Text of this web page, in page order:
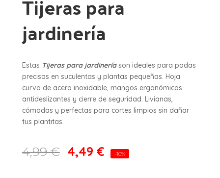
jardinería
Estas Tijeras para jardinería son ideales para podas
precisas en suculentas y plantas pequeñas. Hoja
curva de acero inoxidable, mangos ergonómicos
antideslizantes y cierre de seguridad. Livianas,
cómodas y perfectas para cortes limpios sin dañar
tus plantitas.
4,99€ 4,49 € -10%